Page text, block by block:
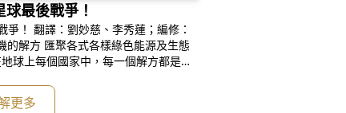
最後戰爭！
編修：
球上每個國家中，每一個解方都是一
想到的所有減低碳排放的舞步持續前
將破繭而出。 但，實際一點
更多